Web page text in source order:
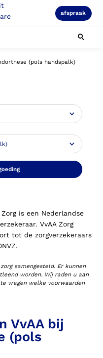
afspraak
(pols handspalk)
Zorg is een Nederlandse
VvAA Zorg
tot de zorgverzekeraars
samengesteld. Er kunnen
worden. Wij raden u aan
vragen welke voorwaarden
VvAA bij
(pols